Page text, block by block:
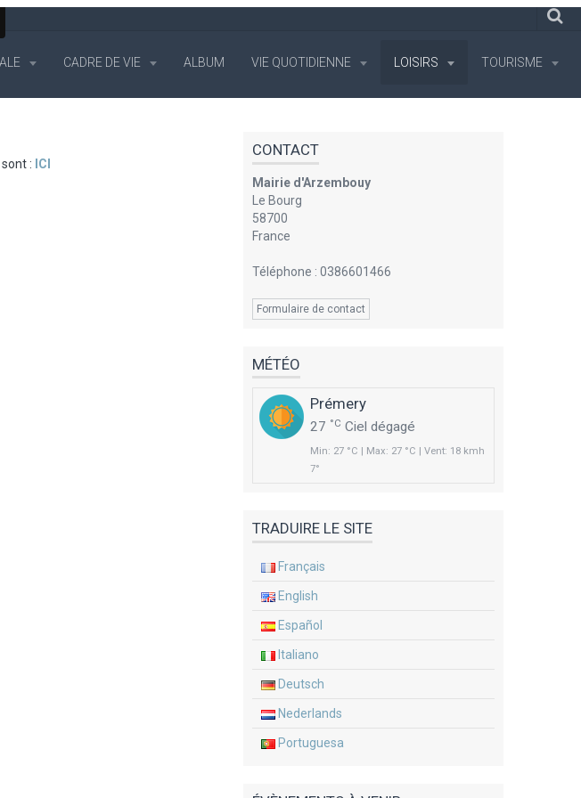
CADRE DE VIE ALBUM VIE QUOTIDIENNE LOISIRS TOURISME
: ICI
CONTACT
Mairie d'Arzembouy
Le Bourg
58700
France
Téléphone : 0386601466
Formulaire de contact
MÉTÉO
Prémery
27 °C Ciel dégagé
Min: 27 °C | Max: 27 °C | Vent: 18 kmh
7°
TRADUIRE LE SITE
Français
English
Español
Italiano
Deutsch
Nederlands
Portuguesa